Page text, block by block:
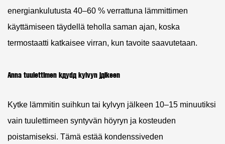
energiankulutusta 40–60 % verrattuna lämmittimen
käyttämiseen täydellä teholla saman ajan, koska
termostaatti katkaisee virran, kun tavoite saavutetaan.
Anna tuulettimen käydä kylvyn jälkeen
Kytke lämmitin suihkun tai kylvyn jälkeen 10–15 minuutiksi
vain tuulettimeen syntyvän höyryn ja kosteuden
poistamiseksi. Tämä estää kondenssiveden